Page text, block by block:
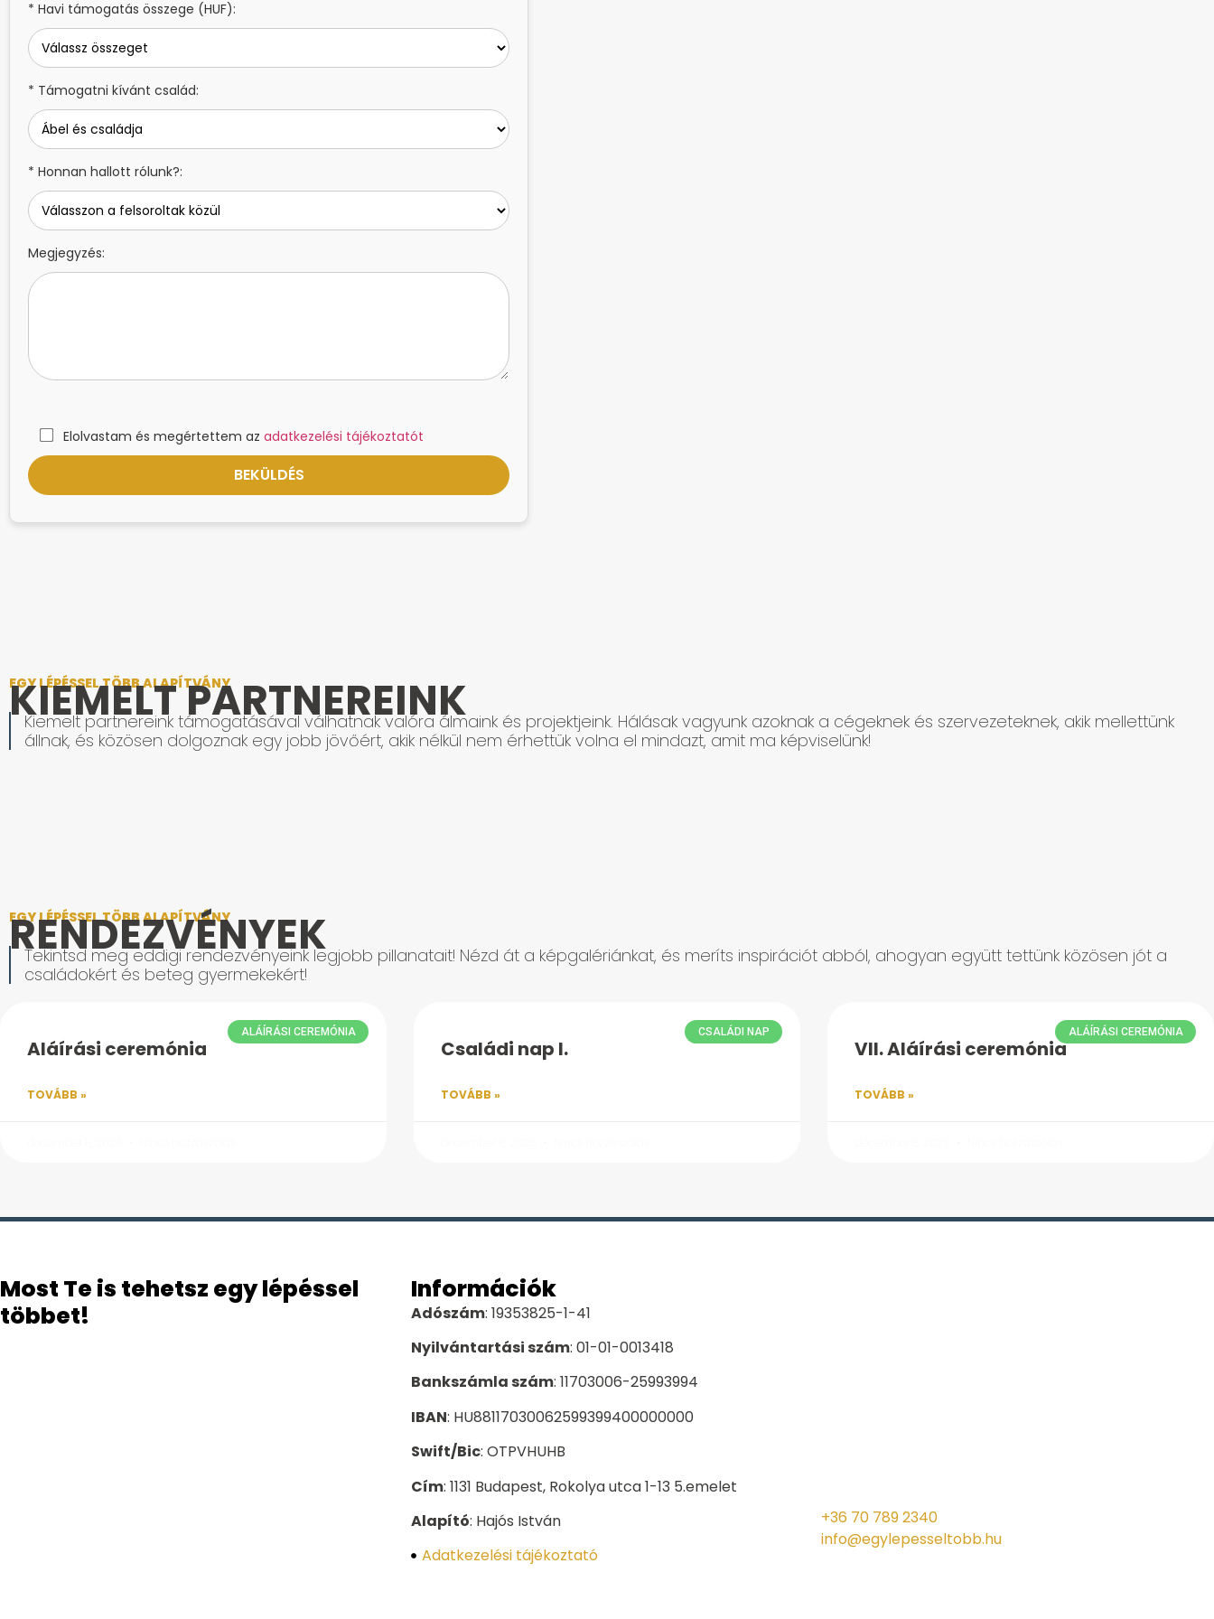
* Havi támogatás összege (HUF):
* Támogatni kívánt család:
* Honnan hallott rólunk?:
Megjegyzés:
Elolvastam és megértettem az adatkezelési tájékoztatót
EGY LÉPÉSSEL TÖBB ALAPÍTVÁNY
KIEMELT PARTNEREINK
Kiemelt partnereink támogatásával válhatnak valóra álmaink és projektjeink. Hálásak vagyunk azoknak a cégeknek és szervezeteknek, akik mellettünk
állnak, és közösen dolgoznak egy jobb jövőért, akik nélkül nem érhettük volna el mindazt, amit ma képviselünk!
EGY LÉPÉSSEL TÖBB ALAPÍTVÁNY
RENDEZVÉNYEK
Tekintsd meg eddigi rendezvényeink legjobb pillanatait! Nézd át a képgalériánkat, és meríts inspirációt abból, ahogyan együtt tettünk közösen jót a
családokért és beteg gyermekekért!
ALÁÍRÁSI CEREMÓNIA
Aláírási ceremónia
TOVÁBB »
CSALÁDI NAP
Családi nap I.
TOVÁBB »
ALÁÍRÁSI CEREMÓNIA
VII. Aláírási ceremónia
TOVÁBB »
Most Te is tehetsz egy lépéssel
többet!
Információk
Adószám: 19353825-1-41
Nyilvántartási szám: 01-01-0013418
Bankszámla szám: 11703006-25993994
IBAN: HU88117030062599399400000000
Swift/Bic: OTPVHUHB
Cím: 1131 Budapest, Rokolya utca 1-13 5.emelet
Alapító: Hajós István
Adatkezelési tájékoztató
+36 70 789 2340
info@egylepesseltobb.hu